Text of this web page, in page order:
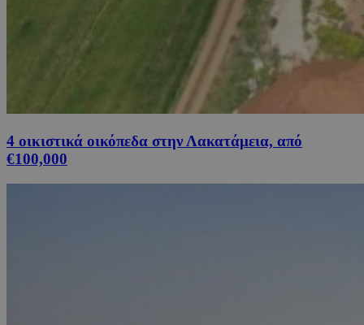
4 οικιστικά οικόπεδα στην Λακατάμεια, από
€100,000